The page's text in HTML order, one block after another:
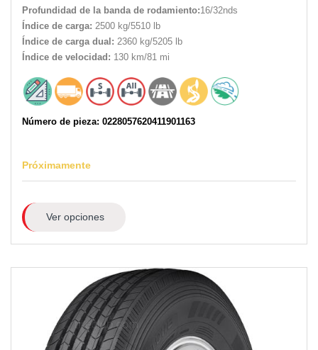
Profundidad de la banda de rodamiento:16/32nds
Índice de carga: 2500 kg/5510 lb
Índice de carga dual: 2360 kg/5205 lb
Índice de velocidad: 130 km/81 mi
Número de pieza: 0228057620411901163
Próximamente
Ver opciones